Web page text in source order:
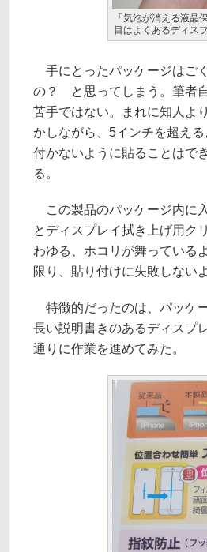
「気泡が消える液晶
目はよくあるディス
手にとったパッケージはご
の？ と思ってしまう。筆者
苦手ではない。まれに知人よ
かしながら、5インチを超え
付かないように貼ることはで
る。
この製品のパッケージ内に
とディスプレイ拭き上げ用ク
わゆる、ホコリが舞っている
限り、貼り付けに失敗しない
特徴的だったのは、パッケ
長い説明書きのあるディスプ
通りに作業を進めてみた。